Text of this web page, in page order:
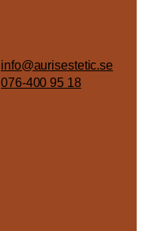
info@aurisestetic.se
076-400 95 18